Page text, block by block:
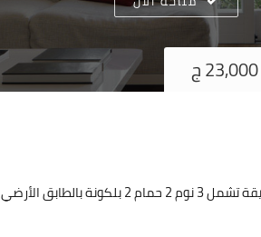
تطل على حديقة تشمل 3 نوم 2 حمام 2 بلكونة بالطابق الأرضي